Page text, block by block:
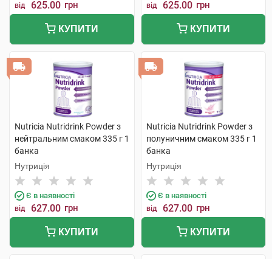
від 625.00 грн
КУПИТИ
від 625.00 грн
КУПИТИ
Nutricia Nutridrink Powder з
нейтральним смаком 335 г 1
банка
Нутриція
Є в наявності
від 627.00 грн
КУПИТИ
Nutricia Nutridrink Powder з
полуничним смаком 335 г 1
банка
Нутриція
Є в наявності
від 627.00 грн
КУПИТИ